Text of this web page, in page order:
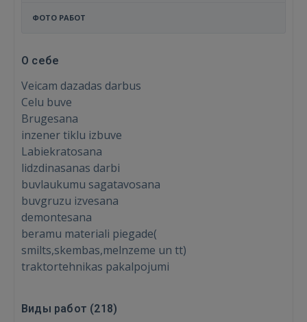
ФОТО РАБОТ
О себе
Veicam dazadas darbus
Celu buve
Brugesana
inzener tiklu izbuve
Labiekratosana
lidzdinasanas darbi
buvlaukumu sagatavosana
buvgruzu izvesana
demontesana
beramu materiali piegade(
smilts,skembas,melnzeme un tt)
traktortehnikas pakalpojumi
Виды работ (218)